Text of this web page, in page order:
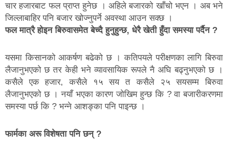
चार हजारबाट फल प्राप्त हुनेछ । अहिले बजारको खाँचो भएन । अब भने
जिल्लाबाहिर पनि बजार खोज्नुपर्ने अवस्था आउन सक्छ ।
फल मात्रै होइन बिरुवासमेत बेच्दै हुनुहुन्छ, धेरै खेती हुँदा समस्या पर्दैन ?
यसमा किसानको आकर्षण बढेको छ । कतिपयले परीक्षणका लागि बिरुवा
लैजानुभएको छ तर केही भने व्यावसायिक रूपले नै अघि बढ्नुभएको छ ।
कसैले एक हजार, कसैले १५ सय त कसैले २५ सयसम्म बिरुवा
लैजानुभएको छ । नयाँ भएका कारण जोखिम हुन्छ कि ? वा बजारीकरणमा
समस्या पर्छ कि ? भन्ने आशङ्का पनि पाइन्छ ।
फार्मका अरू विशेषता पनि छन् ?